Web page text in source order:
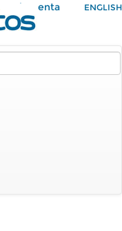
Mi Cuenta ENGLISH